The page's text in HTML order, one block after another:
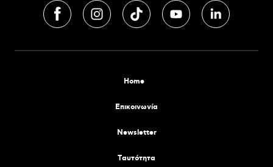
Home
Επικοινωνία
Newsletter
Tαυτότητα